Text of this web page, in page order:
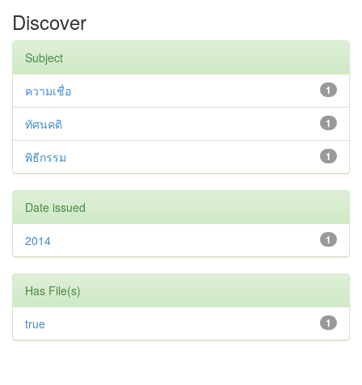
Discover
Subject
1
ความเชื่อ
1
ทัศนคติ
1
พิธีกรรม
Date issued
1
2014
Has File(s)
1
true